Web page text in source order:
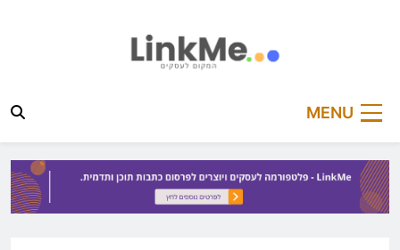
MENU